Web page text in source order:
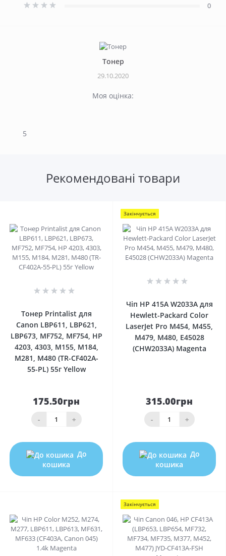
0
Тонер
29.10.2020
Моя оцінка:
5
Рекомендовані товари
Тонер Printalist для
Canon LBP611, LBP621,
LBP673, MF752, MF754, HP
4203, 4303, M155, M184,
M281, M480 (TR-CF402A-
55-PL) 55г Yellow
175.50грн
- +
До
кошика
Закінчується
Чіп HP 415A W2033A для
Hewlett-Packard Color
LaserJet Pro M454, M455,
M479, M480, E45028
(CHW2033A) Magenta
315.00грн
- +
До
кошика
Закінчується